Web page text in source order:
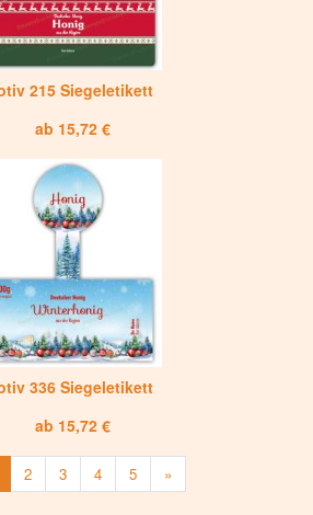
215 Siegeletikett
ab 15,72 €
336 Siegeletikett
ab 15,72 €
2 3 4 5 »Weiter